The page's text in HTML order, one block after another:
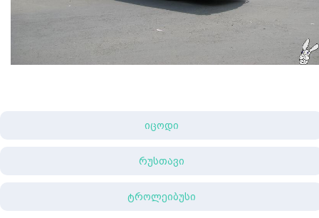
იცოდი
რუსთავი
ტროლეიბუსი